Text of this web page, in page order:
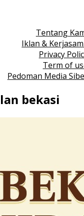
Tentang
Iklan &
Privacy
Term of
Pedoman Media
bekasi